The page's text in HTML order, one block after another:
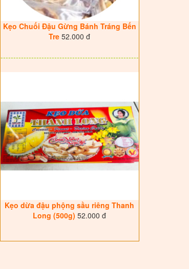
Kẹo Chuối Đậu Gừng Bánh Tráng Bến
Tre 52.000 đ
------------------------------------------------------
Kẹo dừa đậu phộng sầu riêng Thanh
Long (500g) 52.000 đ